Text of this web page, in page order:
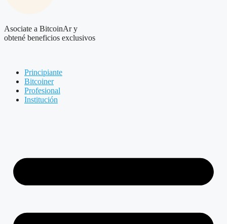
Asociate a BitcoinAr y
obtené beneficios exclusivos
Principiante
Bitcoiner
Profesional
Institución